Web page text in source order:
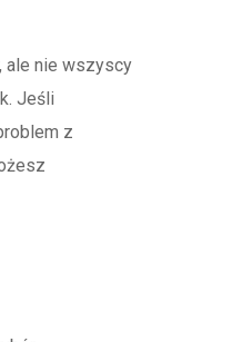
ale nie wszyscy
Jeśli
z